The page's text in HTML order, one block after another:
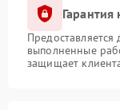
Гарантия
выполненные
защищает